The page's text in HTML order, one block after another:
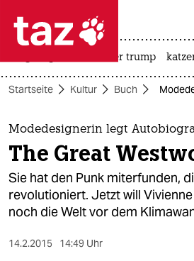
 taz zahl ich
taz zahl ich
themen
politik
öko
usa unter trump
Startseite Kultur Buch
Modedesignerin legt
The Great
Sie hat den Punk miterfunden,
revolutioniert. Jetzt will
noch die Welt vor dem
14.2.2015 14:49 Uhr